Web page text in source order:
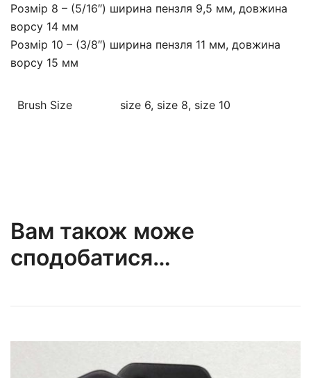
Розмір 8 – (5/16″) ширина пензля 9,5 мм, довжина
ворсу 14 мм
Розмір 10 – (3/8″) ширина пензля 11 мм, довжина
ворсу 15 мм
Brush Size size 6, size 8, size 10
Вам також може
сподобатися…